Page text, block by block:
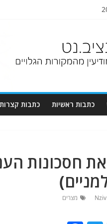
כתבות ראשיות כתבות קצרות
חסכונות
Nziv מצרים